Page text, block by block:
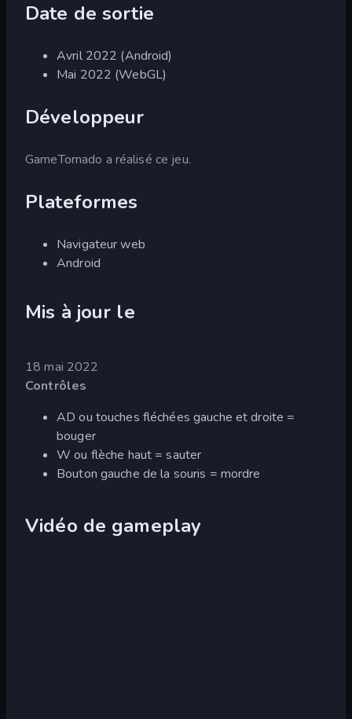
Date de sortie
Avril 2022 (Android)
Mai 2022 (WebGL)
Développeur
GameTornado a réalisé ce jeu.
Plateformes
Navigateur web
Android
Mis à jour le
18 mai 2022
Contrôles
AD ou touches fléchées gauche et droite =
bouger
W ou flèche haut = sauter
Bouton gauche de la souris = mordre
Vidéo de gameplay